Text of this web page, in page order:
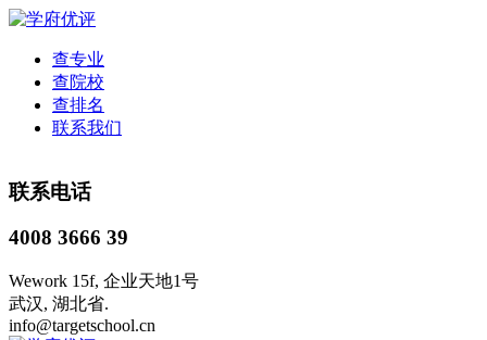
查专业
查院校
查排名
联系我们
联系电话
4008 3666 39
Wework 15f, 企业天地1号
武汉, 湖北省.
info@targetschool.cn